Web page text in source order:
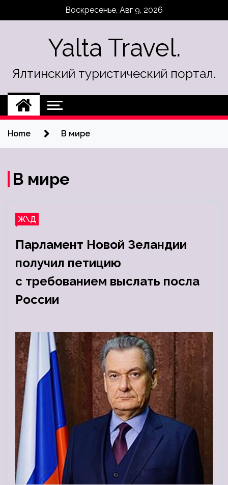
Воскресенье, Авг 9, 2026
Yalta Travel.
Ялтинский туристический портал.
Home В мире
В мире
Ж\Д
Парламент Новой Зеландии
получил петицию
с требованием выслать посла
России